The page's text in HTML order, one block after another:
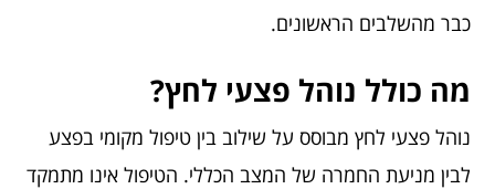
כבר מהשלבים הראשונים.
מה כולל נוהל פצעי לחץ?
נוהל פצעי לחץ מבוסס על שילוב בין טיפול מקומי בפצע
לבין מניעת החמרה של המצב הכללי. הטיפול אינו מתמקד